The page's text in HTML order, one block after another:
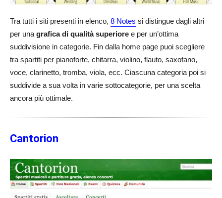
Tra tutti i siti presenti in elenco, 8 Notes si distingue dagli altri
per una grafica di qualità superiore e per un’ottima
suddivisione in categorie. Fin dalla home page puoi scegliere
tra spartiti per pianoforte, chitarra, violino, flauto, saxofano,
voce, clarinetto, tromba, viola, ecc. Ciascuna categoria poi si
suddivide a sua volta in varie sottocategorie, per una scelta
ancora più ottimale.
Cantorion